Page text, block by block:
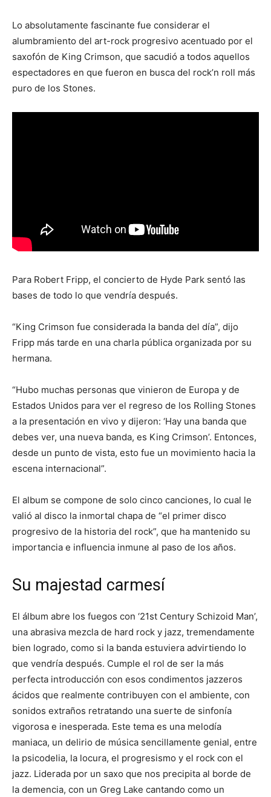
Lo absolutamente fascinante fue considerar el
alumbramiento del art-rock progresivo acentuado por el
saxofón de King Crimson, que sacudió a todos aquellos
espectadores en que fueron en busca del rock’n roll más
puro de los Stones.
Para Robert Fripp, el concierto de Hyde Park sentó las
bases de todo lo que vendría después.
“King Crimson fue considerada la banda del día”, dijo
Fripp más tarde en una charla pública organizada por su
hermana.
“Hubo muchas personas que vinieron de Europa y de
Estados Unidos para ver el regreso de los Rolling Stones
a la presentación en vivo y dijeron: ‘Hay una banda que
debes ver, una nueva banda, es King Crimson’. Entonces,
desde un punto de vista, esto fue un movimiento hacia la
escena internacional”.
El album se compone de solo cinco canciones, lo cual le
valió al disco la inmortal chapa de “el primer disco
progresivo de la historia del rock”, que ha mantenido su
importancia e influencia inmune al paso de los años.
Su majestad carmesí
El álbum abre los fuegos con ‘21st Century Schizoid Man’,
una abrasiva mezcla de hard rock y jazz, tremendamente
bien logrado, como si la banda estuviera advirtiendo lo
que vendría después. Cumple el rol de ser la más
perfecta introducción con esos condimentos jazzeros
ácidos que realmente contribuyen con el ambiente, con
sonidos extraños retratando una suerte de sinfonía
vigorosa e inesperada. Este tema es una melodía
maniaca, un delirio de música sencillamente genial, entre
la psicodelia, la locura, el progresismo y el rock con el
jazz. Liderada por un saxo que nos precipita al borde de
la demencia, con un Greg Lake cantando como un